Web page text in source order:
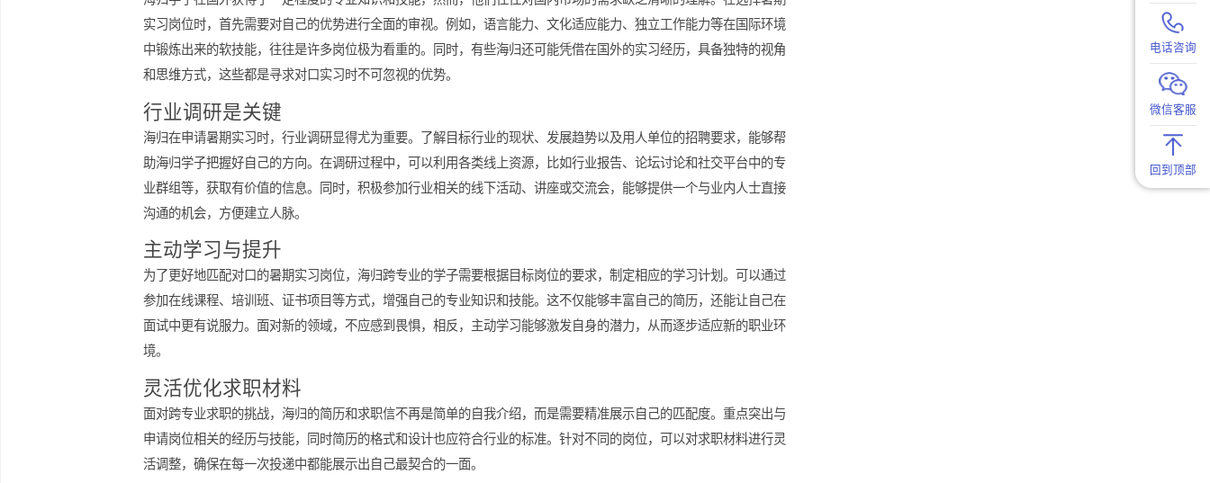
但进入国内职场时，他们常常发现自身所学与所需岗位之间似乎存在隔阂。暑期实习作为一段宝贵的实践机会，怎样
才能让海归学子成功匹配对口的岗位呢？
分析自身优势
海归学子在国外获得了一定程度的专业知识和技能，然而，他们往往对国内市场的需求缺乏清晰的理解。在选择暑期
实习岗位时，首先需要对自己的优势进行全面的审视。例如，语言能力、文化适应能力、独立工作能力等在国际环境
中锻炼出来的软技能，往往是许多岗位极为看重的。同时，有些海归还可能凭借在国外的实习经历，具备独特的视角
和思维方式，这些都是寻求对口实习时不可忽视的优势。
海归在申请暑期实习时，行业调研显得尤为重要。了解目标行业的现状、发展趋势以及用人单位的招聘要求，能够帮
助海归学子把握好自己的方向。在调研过程中，可以利用各类线上资源，比如行业报告、论坛讨论和社交平台中的专
主动学习与提升
为了更好地匹配对口的暑期实习岗位，海归跨专业的学子需要根据目标岗位的要求，制定相应的学习计划。可以通过
参加在线课程、培训班、证书项目等方式，增强自己的专业知识和技能。这不仅能够丰富自己的简历，还能让自己在
面试中更有说服力。面对新的领域，不应感到畏惧，相反，主动学习能够激发自身的潜力，从而逐步适应新的职业环